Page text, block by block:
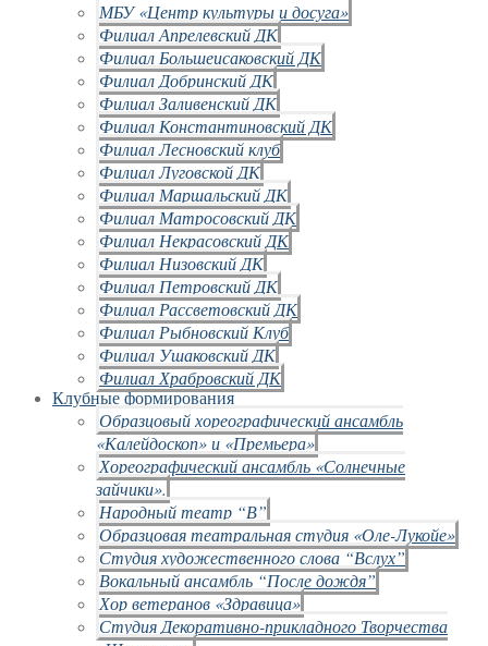
МБУ «Центр культуры и досуга»
Филиал Апрелевский ДК
Филиал Большеисаковский ДК
Филиал Добринский ДК
Филиал Заливенский ДК
Филиал Константиновский ДК
Филиал Лесновский клуб
Филиал Луговской ДК
Филиал Маршальский ДК
Филиал Матросовский ДК
Филиал Некрасовский ДК
Филиал Низовский ДК
Филиал Петровский ДК
Филиал Рассветовский ДК
Филиал Рыбновский Клуб
Филиал Ушаковский ДК
Филиал Храбровский ДК
Клубные формирования
Образцовый хореографический ансамбль
«Калейдоскоп» и «Премьера»
Хореографический ансамбль «Солнечные
зайчики».
Народный театр “В”
Образцовая театральная студия «Оле-Лукойе»
Студия художественного слова “Вслух”
Вокальный ансамбль “После дождя”
Хор ветеранов «Здравица»
Студия Декоративно-прикладного Творчества